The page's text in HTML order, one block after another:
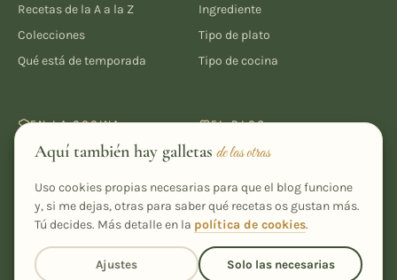
Aquí también hay galletas de las otras
Uso cookies propias necesarias para que el blog funcione
y, si me dejas, otras para saber qué recetas os gustan más.
Tú decides. Más detalle en la política de cookies.
Solo las necesarias
Ajustes
Recetas de la A a la Z
Colecciones
Qué está de temporada
Ingrediente
Tipo de plato
Tipo de cocina
EN LA COCINA
Sustituciones
Equivalencias y medidas
Mi recetario
EL BLOG
Sobre mí
Contacto